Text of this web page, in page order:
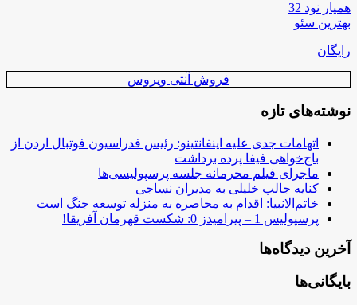
همیار نود 32
بهترین سئو
رایگان
فروش آنتی ویروس
نوشته‌های تازه
اتهامات جدی علیه اینفانتینو: رئیس فدراسیون فوتبال اردن از
باج‌خواهی فیفا پرده برداشت
ماجرای فیلم محرمانه جلسه پرسپولیسی‌ها
کنایه جالب خلیلی به مدیران نساجی
خاتم‌الانبیا: اقدام به محاصره به منزله توسعه جنگ است
پرسپولیس 1 – پیرامیدز 0: شکست قهرمان آفریقا!
آخرین دیدگاه‌ها
بایگانی‌ها